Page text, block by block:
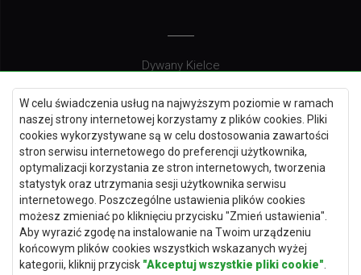
W celu świadczenia usług na najwyższym poziomie w ramach
naszej strony internetowej korzystamy z plików cookies. Pliki
cookies wykorzystywane są w celu dostosowania zawartości
stron serwisu internetowego do preferencji użytkownika,
optymalizacji korzystania ze stron internetowych, tworzenia
statystyk oraz utrzymania sesji użytkownika serwisu
internetowego. Poszczególne ustawienia plików cookies
możesz zmieniać po kliknięciu przycisku "Zmień ustawienia".
Aby wyrazić zgodę na instalowanie na Twoim urządzeniu
końcowym plików cookies wszystkich wskazanych wyżej
kategorii, kliknij przycisk "Akceptuj wszystkie pliki cookie"
Dywany Kielce
Dywany Gdańsk
Dywany Toruń
Dywany Bydgoszcz
Dywany Łódź
Dywany Katowice
Dywany Rzeszów